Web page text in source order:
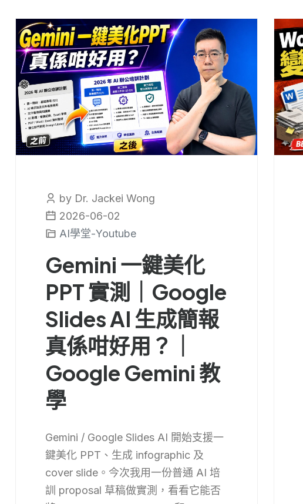
by Dr. Jackei Wong
2026-06-02
AI學堂-Youtube
Gemini 一鍵美化
PPT 實測｜Google
Slides AI 生成簡報
真係咁好用？｜
Google Gemini 教
學
Gemini / Google Slides AI 開始支援一
鍵美化 PPT、生成 infographic 及
cover slide。今次我用一份普通 AI 培
訓 proposal 草稿做實測，看看它能否